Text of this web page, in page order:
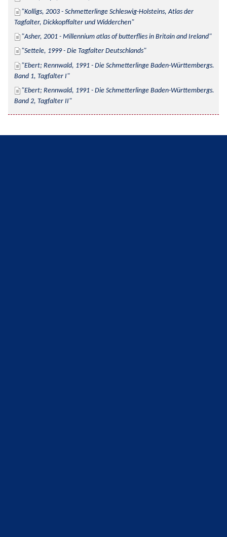
Kolligs, 2003 - Schmetterlinge Schleswig-Holsteins, Atlas der
Tagfalter, Dickkopffalter und Widderchen
Asher, 2001 - Millennium atlas of butterflies in Britain and Ireland
Settele, 1999 - Die Tagfalter Deutschlands
Ebert; Rennwald, 1991 - Die Schmetterlinge Baden-Württembergs.
Band 1, Tagfalter I
Ebert; Rennwald, 1991 - Die Schmetterlinge Baden-Württembergs.
Band 2, Tagfalter II